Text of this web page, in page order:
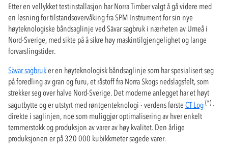
Etter en vellykket testinstallasjon har Norra Timber valgt å gå videre med
en løsning for tilstandsovervåking fra SPM Instrument for sin nye
høyteknologiske båndsaglinje ved Sävar sagbruk i nærheten av Umeå i
Nord-Sverige, med sikte på å sikre høy maskintilgjengelighet og lange
forvarslingstider.
Sävar sagbruker en høyteknologisk båndsaglinje som har spesialisert seg
på foredling av gran og furu, et råstoff fra Norra Skogs nedslagsfelt, som
strekker seg over halve Nord-Sverige. Det moderne anlegget har et høyt
sagutbytte og er utstyrt med røntgenteknologi - verdens første CT Log (*) -
direkte i saglinjen, noe som muliggjør optimalisering av hver enkelt
tømmerstokk og produksjon av varer av høy kvalitet. Den årlige
produksjonen er på 320 000 kubikkmeter sagede varer.